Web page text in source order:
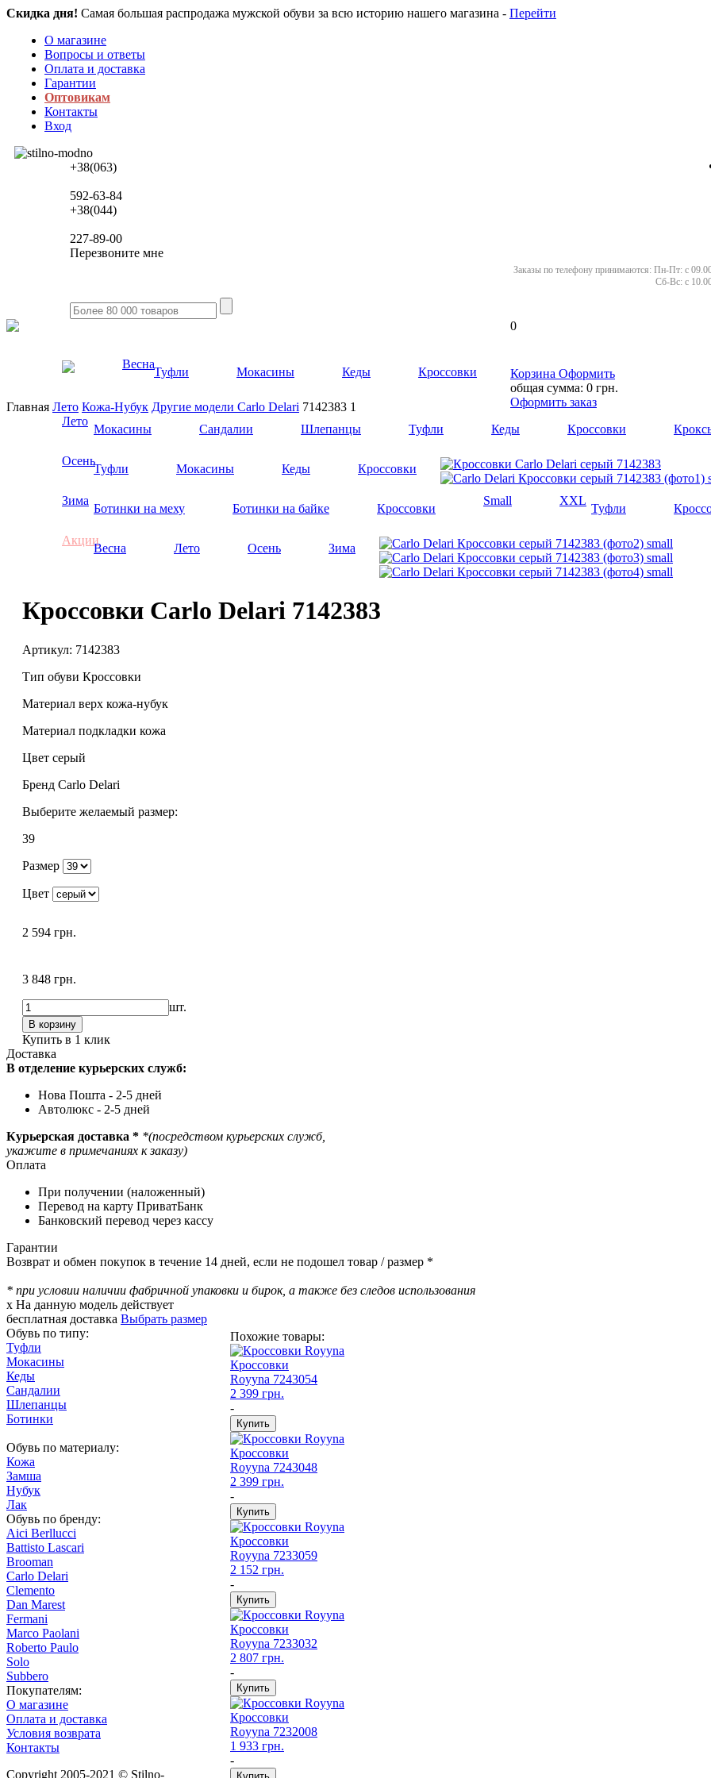
Скидка дня! Самая большая распродажа мужской обуви за всю историю нашего магазина - Перейти
О магазине
Вопросы и ответы
Оплата и доставка
Гарантии
Оптовикам
Контакты
Вход
+38(063)
592-63-84
+38(044)
227-89-00
Перезвоните мне
Заказы по телефону принимаются: Пн-Пт: с
Сб-Вс: с
0
Корзина Оформить
общая сумма: 0 грн.
Оформить заказ
Весна
Туфли Мокасины Кеды Кроссовки
Лето
Мокасины Сандалии Шлепанцы Туфли Кеды Кроссовки
Осень
Туфли Мокасины Кеды Кроссовки
Зима
Ботинки на меху Ботинки на байке Кроссовки
Small XXL
Туфли
Акции
Весна Лето Осень Зима
Главная Лето Кожа-Нубук Другие модели Carlo Delari 7142383 1
Кроссовки Carlo Delari 7142383
Артикул: 7142383
Тип обуви Кроссовки
Материал верх кожа-нубук
Материал подкладки кожа
Цвет серый
Бренд Carlo Delari
Выберите желаемый размер:
39
Размер
Цвет
2 594 грн.
3 848 грн.
шт.
Купить в 1 клик
Доставка
В отделение курьерских служб:
Нова Пошта - 2-5 дней
Автолюкс - 2-5 дней
Курьерская доставка * *(посредством курьерских служб,
укажите в примечаниях к заказу)
Оплата
При получении (наложенный)
Перевод на карту ПриватБанк
Банковский перевод через кассу
Гарантии
Возврат и обмен покупок в течение 14 дней, если не подошел товар / размер *
* при условии наличии фабричной упаковки и бирок, а также без следов использования
Похожие товары:
Кроссовки
Royyna 7243054
2 399 грн.
-
Кроссовки
Royyna 7243048
2 399 грн.
-
Кроссовки
Royyna 7233059
2 152 грн.
-
Кроссовки
Royyna 7233032
2 807 грн.
-
Кроссовки
Royyna 7232008
1 933 грн.
-
x На данную модель действует
бесплатная доставка Выбрать размер
Обувь по типу:
Туфли
Мокасины
Кеды
Сандалии
Шлепанцы
Ботинки
Обувь по материалу:
Кожа
Замша
Нубук
Лак
Обувь по бренду:
Aici Berllucci
Battisto Lascari
Brooman
Carlo Delari
Clemento
Dan Marest
Fermani
Marco Paolani
Roberto Paulo
Solo
Subbero
Покупателям:
О магазине
Оплата и доставка
Условия возврата
Контакты
Copyright 2005-2021 © Stilno-